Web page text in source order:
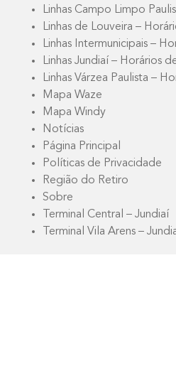
Linhas Campo Limpo
Linhas de Louveira –
Linhas Intermunicipais –
Linhas Jundiaí – Horários
Linhas Várzea Paulista –
Mapa Waze
Mapa Windy
Notícias
Página Principal
Políticas de Privacidade
Região do Retiro
Sobre
Terminal Central – Jundiaí
Terminal Vila Arens –